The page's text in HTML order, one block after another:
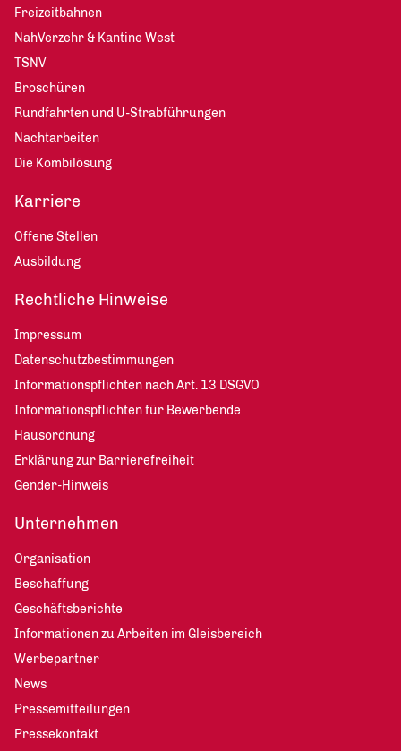
Freizeitbahnen
NahVerzehr & Kantine West
TSNV
Broschüren
Rundfahrten und U-Strabführungen
Nachtarbeiten
Die Kombilösung
Karriere
Offene Stellen
Ausbildung
Rechtliche Hinweise
Impressum
Datenschutzbestimmungen
Informationspflichten nach Art. 13 DSGVO
Informationspflichten für Bewerbende
Hausordnung
Erklärung zur Barrierefreiheit
Gender-Hinweis
Unternehmen
Organisation
Beschaffung
Geschäftsberichte
Informationen zu Arbeiten im Gleisbereich
Werbepartner
News
Pressemitteilungen
Pressekontakt